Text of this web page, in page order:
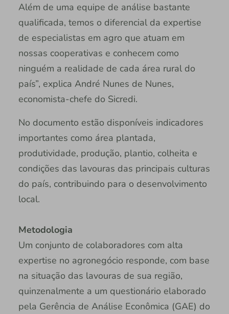
Além de uma equipe de análise bastante
qualificada, temos o diferencial da expertise
de especialistas em agro que atuam em
nossas cooperativas e conhecem como
ninguém a realidade de cada área rural do
país”, explica André Nunes de Nunes,
economista-chefe do Sicredi.
No documento estão disponíveis indicadores
importantes como área plantada,
produtividade, produção, plantio, colheita e
condições das lavouras das principais culturas
do país, contribuindo para o desenvolvimento
local.
Metodologia
Um conjunto de colaboradores com alta
expertise no agronegócio responde, com base
na situação das lavouras de sua região,
quinzenalmente a um questionário elaborado
pela Gerência de Análise Econômica (GAE) do